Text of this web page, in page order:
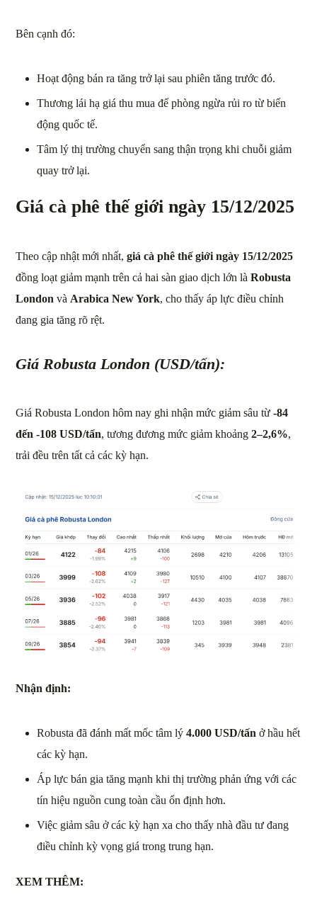
Bên cạnh đó:
Hoạt động bán ra tăng trở lại sau phiên tăng trước đó.
Thương lái hạ giá thu mua để phòng ngừa rủi ro từ biến
động quốc tế.
Tâm lý thị trường chuyển sang thận trọng khi chuỗi giảm
quay trở lại.
Giá cà phê thế giới ngày 15/12/2025
Theo cập nhật mới nhất,giá cà phê thế giới ngày 15/12/2025
đồng loạt giảm mạnh trên cả hai sàn giao dịch lớn làRobusta
London và Arabica New York, cho thấy áp lực điều chỉnh
đang gia tăng rõ rệt.
Giá Robusta London (USD/tấn):
Giá Robusta London hôm nay ghi nhận mức giảm sâu từ-84
đến -108 USD/tấn, tương đương mức giảm khoảng2–2,6%,
trải đều trên tất cả các kỳ hạn.
Nhận định:
Robusta đã đánh mất mốc tâm lý4.000 USD/tấn ở hầu hết
các kỳ hạn.
Áp lực bán gia tăng mạnh khi thị trường phản ứng với các
tín hiệu nguồn cung toàn cầu ổn định hơn.
Việc giảm sâu ở các kỳ hạn xa cho thấy nhà đầu tư đang
điều chỉnh kỳ vọng giá trong trung hạn.
XEM THÊM: